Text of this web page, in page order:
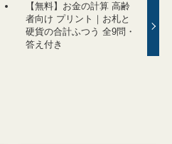
【無料】お金の計算 高齢
者向け プリント｜お札と
硬貨の合計ふつう 全9問・
答え付き